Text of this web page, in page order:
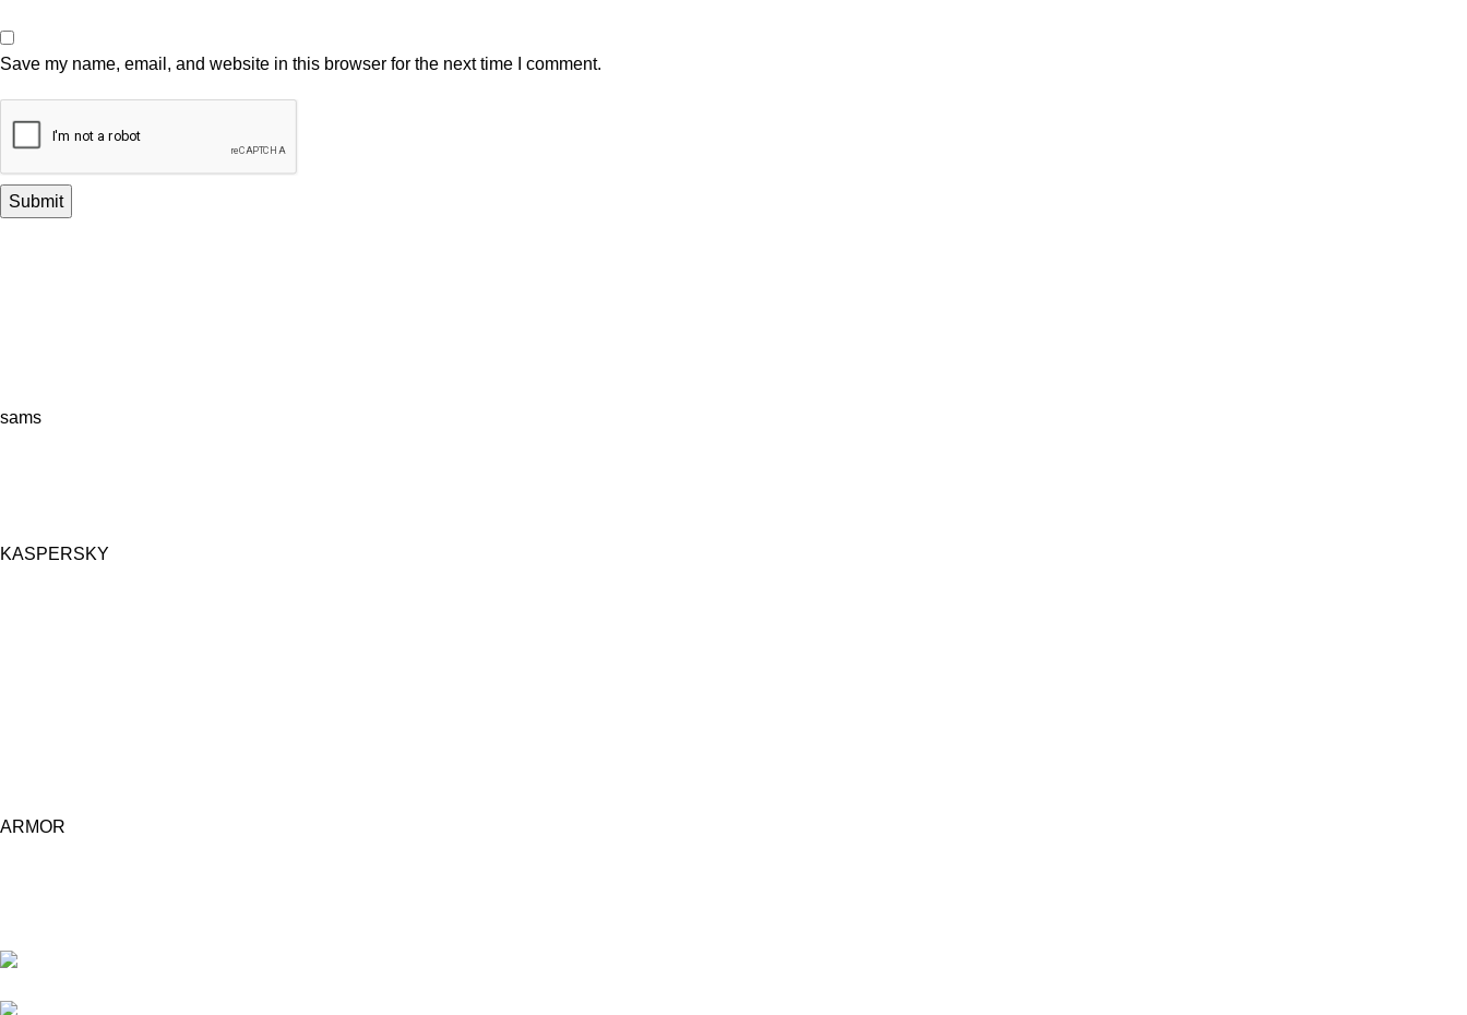
Save my name, email, and website in this browser for the next time I comment.
sams
KASPERSKY
ARMOR